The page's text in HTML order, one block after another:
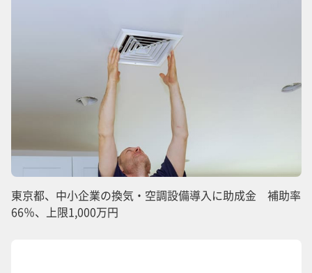
東京都、中小企業の換気・空調設備導入に助成金 補助率
66％、上限1,000万円